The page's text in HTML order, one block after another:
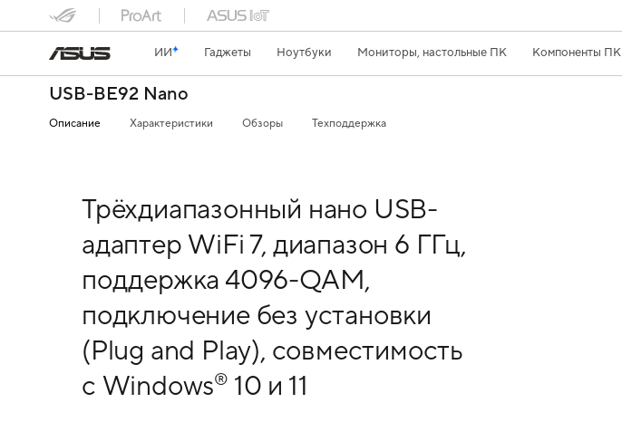
ИИ Гаджеты Ноутбуки Мониторы, настольные ПК Компоненты ПК
USB-BE92 Nano
Описание Характеристики Обзоры Техподдержка
Трёхдиапазонный нано USB-
адаптер WiFi 7, диапазон 6 ГГц,
поддержка 4096-QAM,
подключение без установки
(Plug and Play), совместимость
с Windows® 10 и 11